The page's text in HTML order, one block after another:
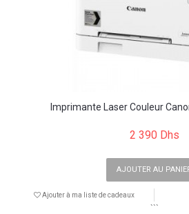
Imprimante Laser Couleur
2 390 Dhs
AJOUTER AU
Ajouter à ma liste de cadeaux
```